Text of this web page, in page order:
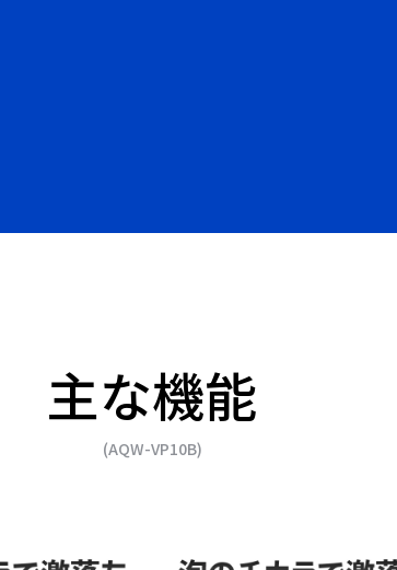
主な機能
(AQW-VP10B)